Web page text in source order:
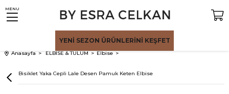
MENU
YENİ SEZON ÜRÜNLERİNİ KEŞFET
Anasayfa ELBİSE & TULUM Elbise
Mavi Bisiklet Yaka Cepli Lale Desen Pamuk Keten Elbise